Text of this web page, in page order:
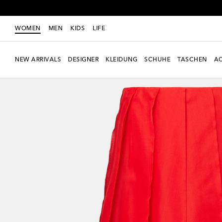
WOMEN MEN KIDS LIFE
NEW ARRIVALS DESIGNER KLEIDUNG SCHUHE TASCHEN